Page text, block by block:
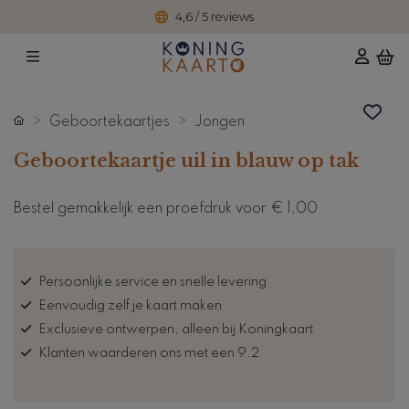
4,6 / 5 reviews
Geboortekaartjes Jongen
Geboortekaartje uil in blauw op tak
Bestel gemakkelijk een proefdruk voor € 1,00
Persoonlijke service en snelle levering
Eenvoudig zelf je kaart maken
Exclusieve ontwerpen, alleen bij Koningkaart
Klanten waarderen ons met een 9.2